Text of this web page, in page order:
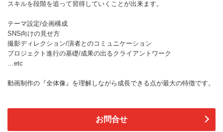
スキルを段階を追って習得していくことが出来ます。
テーマ設定/企画構成
SNS向けの見せ方
撮影ディレクション/演者とのコミュニケーション
プロジェクト進行の基礎/成果の出るクライアントワーク
…etc
動画制作の『全体像』を理解しながら成長できる点が最大の特徴です。
お問合せ